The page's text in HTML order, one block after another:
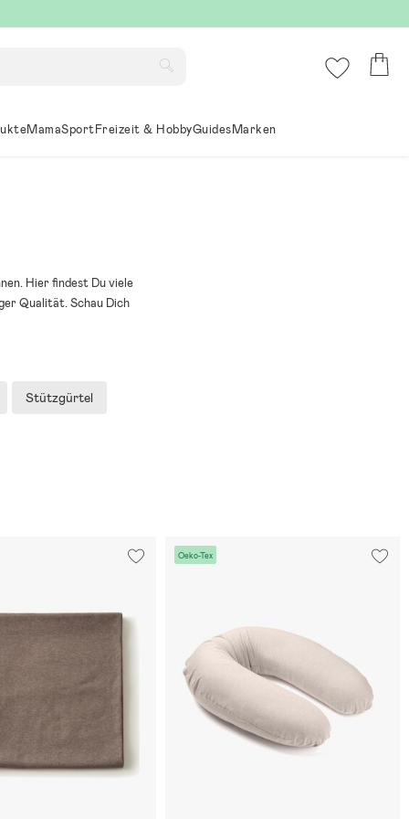
MamaSportFreizeit & HobbyGuidesMarken
Hier findest Du viele
Qualität. Schau Dich
Stützgürtel
Oeko-Tex